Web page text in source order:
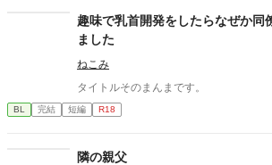
趣味で乳首開発をしたらなぜか同
ました
ねこみ
タイトルそのまんまです。
BL 完結 短編 R18
隣の親父